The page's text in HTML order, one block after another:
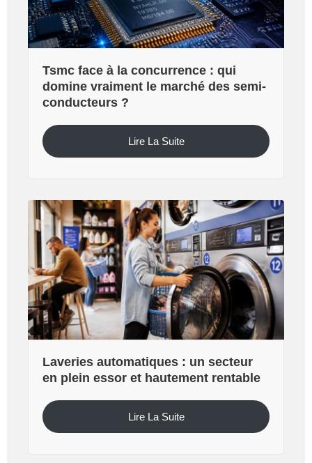
Tsmc face à la concurrence : qui
domine vraiment le marché des semi-
conducteurs ?
Lire La Suite
Laveries automatiques : un secteur
en plein essor et hautement rentable
Lire La Suite